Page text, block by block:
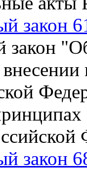
закон
закон
закон